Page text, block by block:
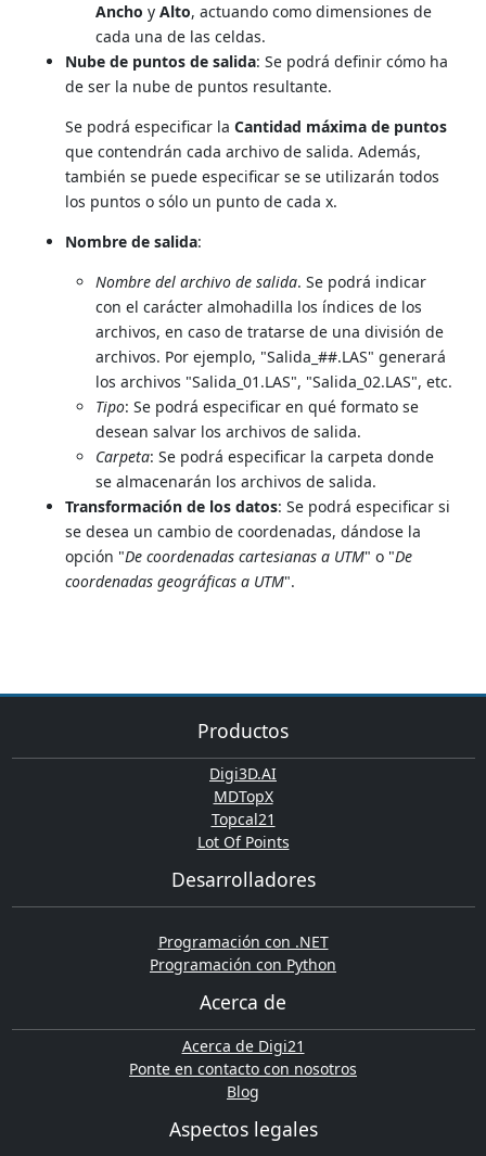
Ancho y Alto, actuando como dimensiones de
cada una de las celdas.
Nube de puntos de salida: Se podrá definir cómo ha
de ser la nube de puntos resultante.
Se podrá especificar la Cantidad máxima de puntos
que contendrán cada archivo de salida. Además,
también se puede especificar se se utilizarán todos
los puntos o sólo un punto de cada x.
Nombre de salida:
Nombre del archivo de salida. Se podrá indicar
con el carácter almohadilla los índices de los
archivos, en caso de tratarse de una división de
archivos. Por ejemplo, "Salida_##.LAS" generará
los archivos "Salida_01.LAS", "Salida_02.LAS", etc.
Tipo: Se podrá especificar en qué formato se
desean salvar los archivos de salida.
Carpeta: Se podrá especificar la carpeta donde
se almacenarán los archivos de salida.
Transformación de los datos: Se podrá especificar si
se desea un cambio de coordenadas, dándose la
opción "De coordenadas cartesianas a UTM" o "De
coordenadas geográficas a UTM".
Productos
Digi3D.AI
MDTopX
Topcal21
Lot Of Points
Desarrolladores
Programación con .NET
Programación con Python
Acerca de
Acerca de Digi21
Ponte en contacto con nosotros
Blog
Aspectos legales